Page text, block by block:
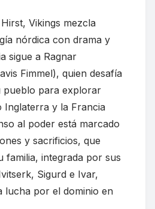
Vikings mezcla
nórdica con drama y
sigue a Ragnar
Fimmel), quien desafía
pueblo para explorar
Inglaterra y la Francia
al poder está marcado
y sacrificios, que
familia, integrada por sus
Sigurd e Ivar,
lucha por el dominio en